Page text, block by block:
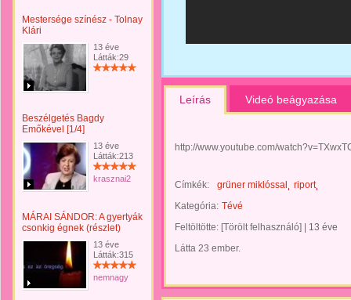
Mestersége színész - Tolnay
Klári
13 éve
Látták:29
Beszélgetés Bagdy
Emőkével [1/4]
13 éve
Látták:213
krasznai2
MÁRAI SÁNDOR: A gyertyák
csonkig égnek (részlet)
13 éve
Látták:315
nemnagy
Leírás Videó beágyazása
http://www.youtube.com/
Címkék: grüner miklóssal
riport
Kategória: Tévé
Feltöltötte: [Törölt felhasználó]
13 éve
Látta 23 ember.